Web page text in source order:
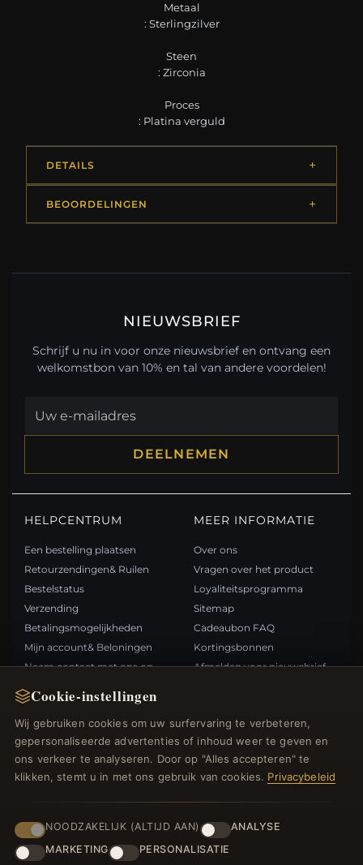
Cookie-instellingen
Wij gebruiken cookies om uw surfervaring te verbeteren,
gepersonaliseerde advertenties of inhoud weer te geven en
ons verkeer te analyseren. Door op "Alles accepteren" te
klikken, stemt u in met ons gebruik van cookies. Privacybeleid
NOODZAKELIJK (ALTIJD AAN)
ANALYSE
MARKETING
PERSONALISATIE
Metaal
: Sterlingzilver
Steen
: Zirconia
Proces
: Platina verguld
DETAILS
BEOORDELINGEN
NIEUWSBRIEF
Schrijf u nu in voor onze nieuwsbrief en ontvang een
welkomstbon van 10% en tal van andere voordelen!
DEELNEMEN
HELPCENTRUM
Een bestelling plaatsen
Retourzendingen& Ruilen
Bestelstatus
Verzending
Betalingsmogelijkheden
Mijn account& Beloningen
Neem contact met ons op
MEER INFORMATIE
Over ons
Vragen over het product
Loyaliteitsprogramma
Sitemap
Cadeaubon FAQ
Kortingsbonnen
Afmelden voor nieuwsbrief
Nieuwe producten
Specials
Blog
Inloggen
BETAALMETHODEN